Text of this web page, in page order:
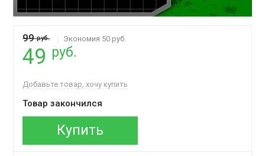
99руб. Экономия 50 руб.
49 руб.
Добавьте товар, хочу купить
Товар закончился
Купить